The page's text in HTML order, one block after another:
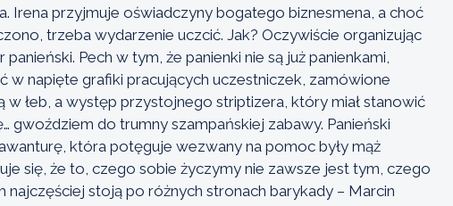
Irena przyjmuje oświadczyny bogatego biznesmena, a choć
trzeba wydarzenie uczcić. Jak? Oczywiście organizując
Pech w tym, że panienki nie są już panienkami,
w napięte grafiki pracujących uczestniczek, zamówione
w łeb, a występ przystojnego striptizera, który miał stanowić
gwoździem do trumny szampańskiej zabawy. Panieński
która potęguje wezwany na pomoc były mąż
się, że to, czego sobie życzymy nie zawsze jest tym, czego
najczęściej stoją po różnych stronach barykady – Marcin